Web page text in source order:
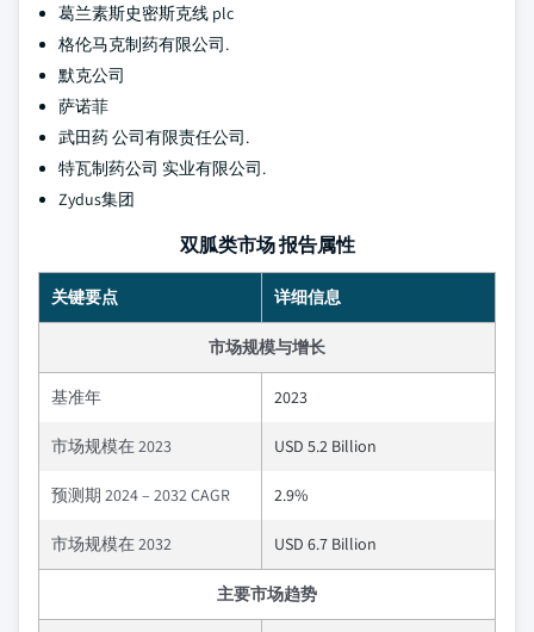
葛兰素斯史密斯克线 plc
格伦马克制药有限公司.
默克公司
萨诺菲
武田药 公司有限责任公司.
特瓦制药公司 实业有限公司.
Zydus集团
双胍类市场 报告属性
关键要点 详细信息
市场规模与增长
基准年 2023
市场规模在 2023 USD 5.2 Billion
预测期 2024 – 2032 CAGR 2.9%
市场规模在 2032 USD 6.7 Billion
主要市场趋势